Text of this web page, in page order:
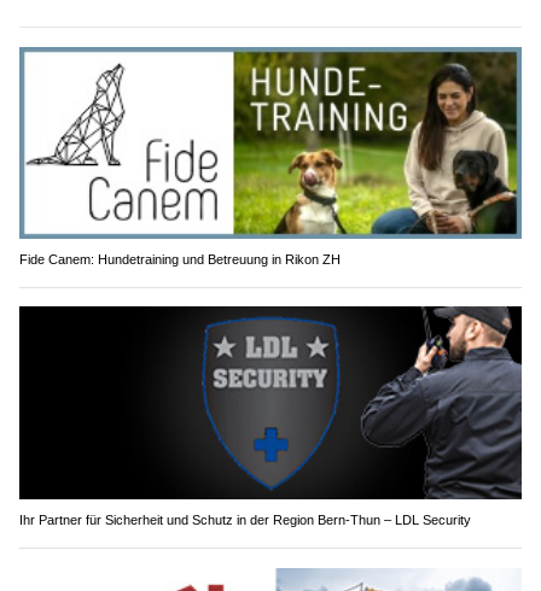
Fide Canem: Hundetraining und Betreuung in Rikon ZH
Ihr Partner für Sicherheit und Schutz in der Region Bern-Thun – LDL Security